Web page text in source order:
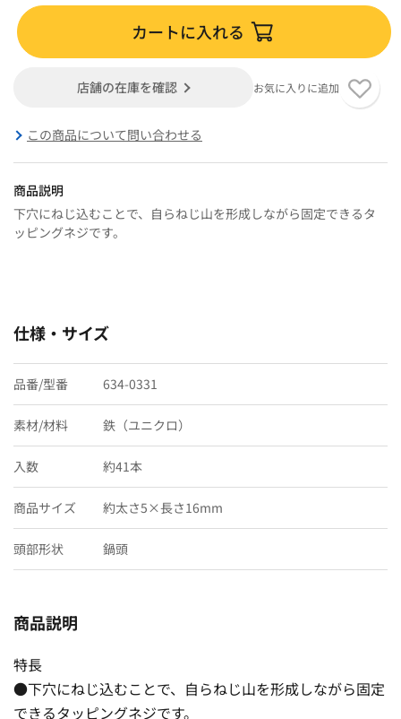
カートに入れる
店舗の在庫を確認 お気に入りに追加
この商品について問い合わせる
商品説明
下穴にねじ込むことで、自らねじ山を形成しながら固定できるタ
ッピングネジです。
仕様・サイズ
品番/型番 634-0331
素材/材料 鉄（ユニクロ）
入数 約41本
商品サイズ 約太さ5×長さ16mm
頭部形状 鍋頭
商品説明
特長
●下穴にねじ込むことで、自らねじ山を形成しながら固定
できるタッピングネジです。